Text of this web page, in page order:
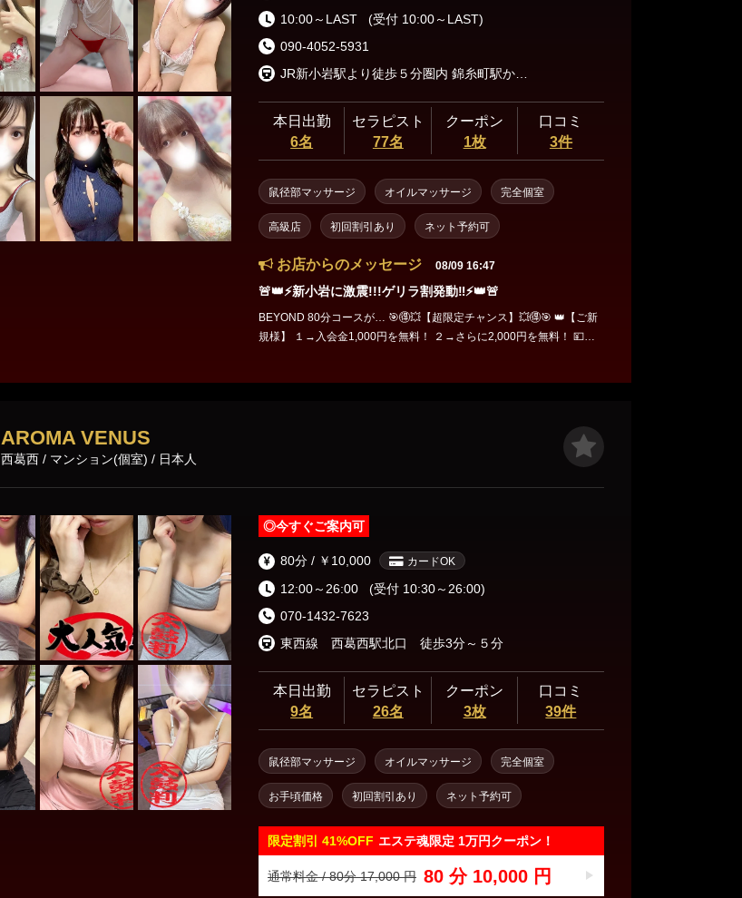
10:00～LAST
(受付 10:00～LAST)
090-4052-5931
本日出勤
6名
セラピスト
77名
クーポン
1枚
口コミ
3件
鼠径部マッサージ オイルマッサージ 完全個室
高級店 初回割引あり ネット予約可
お店からのメッセージ 08/09 16:47
🚨👑⚡️新小岩に激震!!!ゲリラ割発動‼⚡️👑🚨
BEYOND 80分コースが… 🎯🉐💥【超限定チャンス】💥🉐🎯 👑【ご新
規様】 １→入会金1,000円を無料！ ２→さらに2,000円を無料！ 💴総
AROMA VENUS
西葛西 / マンション(個室) / 日本人
◎今すぐご案内可
80分 / ￥10,000 カードOK
12:00～26:00
(受付 10:30～26:00)
070-1432-7623
東西線 西葛西駅北口 徒歩3分～５分
本日出勤
9名
セラピスト
26名
クーポン
3枚
口コミ
39件
鼠径部マッサージ オイルマッサージ 完全個室
お手頃価格 初回割引あり ネット予約可
限定割引 41%OFF エステ魂限定 1万円クーポン！
通常料金 / 80分 17,000 円 80 分 10,000 円